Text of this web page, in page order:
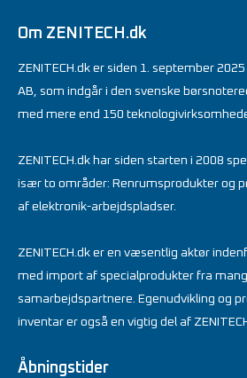
Om ZENITECH.dk
ZENITECH.dk er siden 1. september
AB, som indgår i den svenske
med mere end 150
ZENITECH.dk har siden starten i 2008
især to områder: Renrumsprodukter og
af elektronik-arbejdspladser.
ZENITECH.dk er en væsentlig aktør
med import af specialprodukter fra
samarbejdspartnere. Egenudvikling og
inventar er også en vigtig del af
Åbningstider